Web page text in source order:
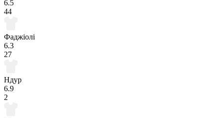
6.5
44
Фаджіолі
6.3
27
Ндур
6.9
2